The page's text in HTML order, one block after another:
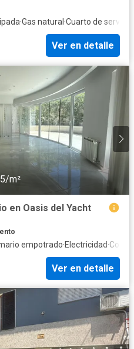
·Gas natural ·Cuarto de servicio
Ver en detalle
m²
en Oasis del Yacht
empotrado·Electricidad·
Ver en detalle